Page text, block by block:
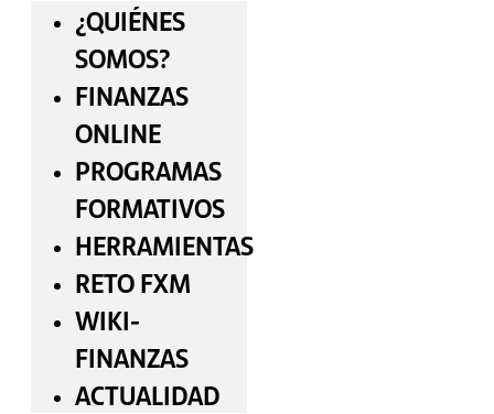
¿QUIÉNES
SOMOS?
FINANZAS
ONLINE
PROGRAMAS
FORMATIVOS
HERRAMIENTAS
RETO FXM
WIKI-
FINANZAS
ACTUALIDAD